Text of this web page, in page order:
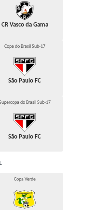
CR Vasco da Gama
Copa do Brasil Sub-17
São Paulo FC
do Brasil Sub-17
São Paulo FC
Copa Verde